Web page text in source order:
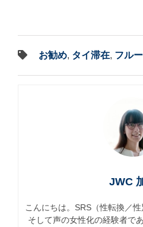
お勧め, タイ滞在, フル
JWC
こんにちは。SRS（性転換／
そして声の女性化の経験者で